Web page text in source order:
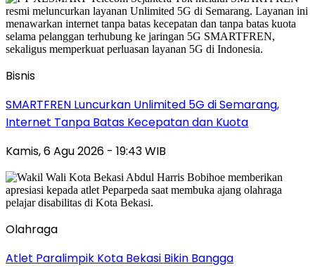
Bisnis
SMARTFREN Luncurkan Unlimited 5G di Semarang,
Internet Tanpa Batas Kecepatan dan Kuota
Kamis, 6 Agu 2026 - 19:43 WIB
Olahraga
Atlet Paralimpik Kota Bekasi Bikin Bangga